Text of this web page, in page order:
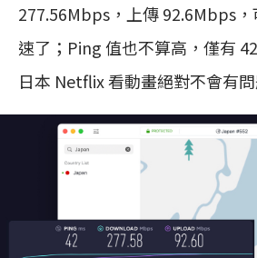
277.56Mbps，上傳 92.6Mbps
速了；Ping 值也不算高，僅有
日本 Netflix 看動畫絕對不會有問